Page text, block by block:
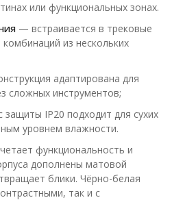
или функциональных зонах.
— встраивается в трековые
из нескольких
адаптирована для
сложных инструментов;
защиты IP20 подходит для сухих
уровнем влажности.
функциональность и
дополнены матовой
блики. Чёрно-белая
так и с